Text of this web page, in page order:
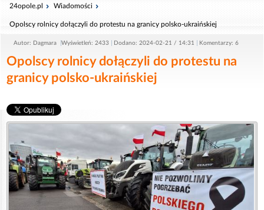
24opole.pl Wiadomości
Opolscy rolnicy dołączyli do protestu na granicy polsko-ukraińskiej
Autor: Dagmara Wyświetleń: 2433 Dodano: 2024-02-21 / 14:31 Komentarzy: 6
Opolscy rolnicy dołączyli do protestu na
granicy polsko-ukraińskiej